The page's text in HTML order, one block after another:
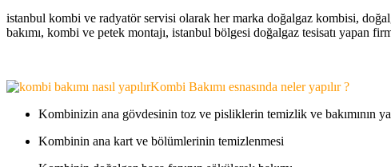
istanbul kombi ve radyatör servisi olarak her marka doğalgaz kombisi,
bakımı, kombi ve petek montajı, istanbul bölgesi doğalgaz tesisatı yapan
Kombi Bakımı esnasında neler yapılır ?
Kombinizin ana gövdesinin toz ve pisliklerin temizlik ve bakımının
Kombinin ana kart ve bölümlerinin temizlenmesi